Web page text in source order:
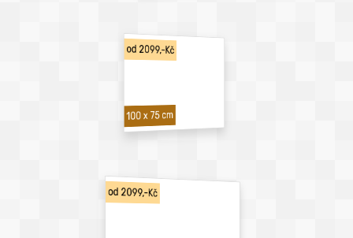
od 2099,-Kč
100 x 75 cm
od 2099,-Kč